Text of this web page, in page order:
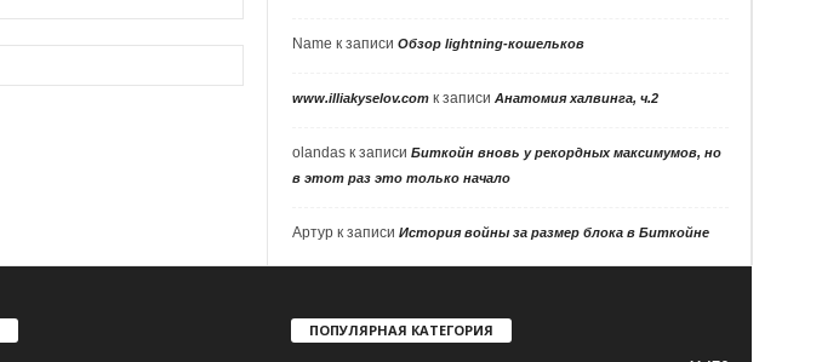
Name к записиОбзор lightning-кошельков
www.illiakyselov.com к записиАнатомия халвинга, ч.2
olandas к записиБиткойн вновь у рекордных максимумов, но
в этот раз это только начало
Артур к записиИстория войны за размер блока в Биткойне
ПОПУЛЯРНАЯ КАТЕГОРИЯ